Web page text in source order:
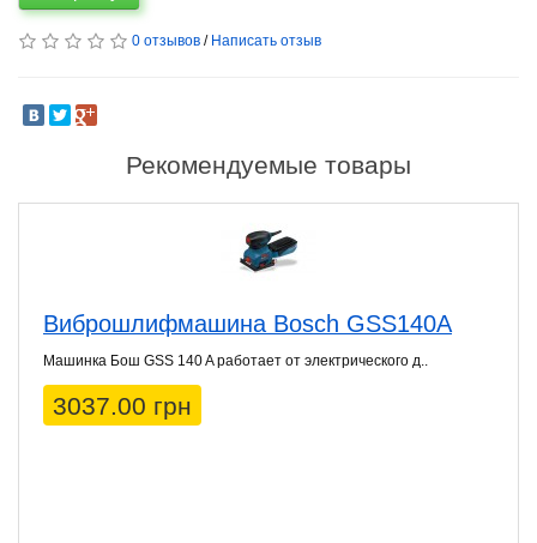
0 отзывов / Написать отзыв
Рекомендуемые товары
Виброшлифмашина Bosch GSS140A
Машинка Бош GSS 140 A работает от электрического д..
3037.00 грн